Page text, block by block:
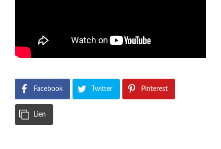
Facebook Twitter Pinterest
Lien